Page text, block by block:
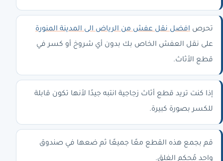
تحرص افضل نقل عفش من الرياض الى المدينة المنورة
على نقل العفش الخاص بك بدون أي شروخ أو كسر في
قطع الأثاث.
إذا كنت تريد قطع أثاث زجاجية انتبه جيدًا لأنها تكون قابلة
للكسر بصورة كبيرة.
قم بجمع هذه القطع معًا جميعًا ثم ضعها في صندوق
واحد مُحكم الغلق.